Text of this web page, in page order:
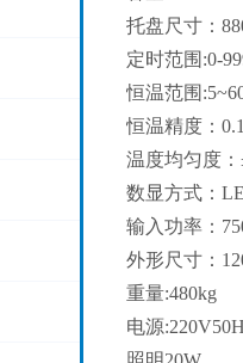
托盘尺寸：
定时范围:0-
恒温范围
恒温精度：
温度均匀度
数显方式：
输入功率：
外形尺寸：
重量:480kg
电源